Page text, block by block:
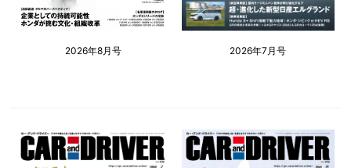
2026年8月号 2026年7月号